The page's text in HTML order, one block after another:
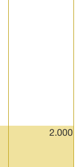
2.000